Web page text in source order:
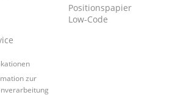
Positionspapier
Low-Code
zur